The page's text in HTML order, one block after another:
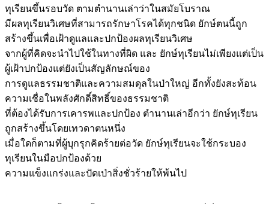
ทุเรียนขึ้นรอบวัด ตามตำนานเล่าว่าในสมัยโบราณ
มีผลทุเรียนวิเศษที่สามารถรักษาโรคได้ทุกชนิด ยักษ์ตนนี้ถูก
สร้างขึ้นเพื่อเฝ้าดูแลและปกป้องผลทุเรียนวิเศษ
จากผู้ที่คิดจะนำไปใช้ในทางที่ผิด และ ยักษ์ทุเรียนไม่เพียงแต่เป็น
ผู้เฝ้าปกป้องแต่ยังเป็นสัญลักษณ์ของ
การดูแลธรรมชาติและความสมดุลในป่าใหญ่ อีกทั้งยังสะท้อน
ความเชื่อในพลังศักดิ์สิทธิ์ของธรรมชาติ
ที่ต้องได้รับการเคารพและปกป้อง ตำนานเล่าอีกว่า ยักษ์ทุเรียน
ถูกสร้างขึ้นโดยเทวดาตนหนึ่ง
เมื่อใดก็ตามที่ผู้บุกรุกคิดร้ายต่อวัด ยักษ์ทุเรียนจะใช้กระบอง
ทุเรียนในมือปกป้องด้วย
ความแข็งแกร่งและปัดเป่าสิ่งชั่วร้ายให้พ้นไป